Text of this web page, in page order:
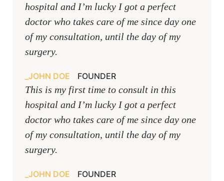
hospital and I’m lucky I got a perfect
doctor who takes care of me since day one
of my consultation, until the day of my
surgery.
JOHN DOE FOUNDER
This is my first time to consult in this
hospital and I’m lucky I got a perfect
doctor who takes care of me since day one
of my consultation, until the day of my
surgery.
JOHN DOE FOUNDER